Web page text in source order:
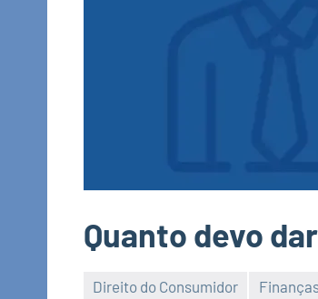
Quanto devo
Direito do Consumidor